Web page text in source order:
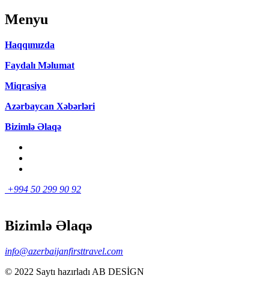
Menyu
Haqqımızda
Faydalı Məlumat
Miqrasiya
Azərbaycan Xəbərləri
Bizimlə Əlaqə
+994 50 299 90 92
Bizimlə Əlaqə
info@azerbaijanfirsttravel.com
© 2022 Saytı hazırladı AB DESİGN